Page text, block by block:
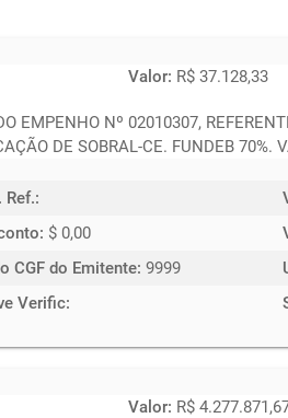
Valor: R$ 37.128,33
Nº 02010307,
DE SOBRAL-CE. FUNDEB 70%.
Ref.:
$ 0,00
CGF do Emitente: 9999
Verific:
Valor: R$